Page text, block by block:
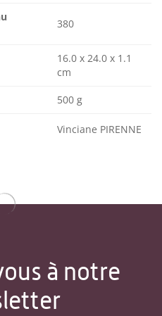
380
16.0 x 24.0 x 1.1
cm
500 g
Vinciane PIRENNE
à notre